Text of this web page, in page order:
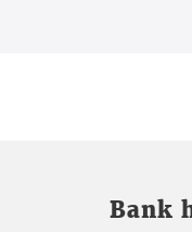
Bank